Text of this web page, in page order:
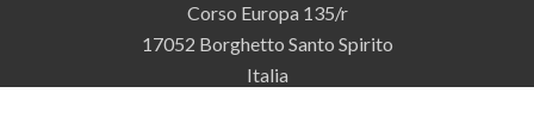
Corso Europa 135/r
17052 Borghetto Santo Spirito
Italia